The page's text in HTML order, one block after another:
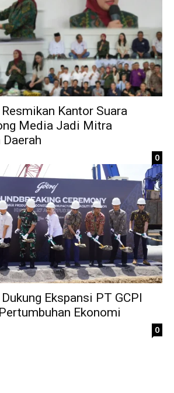
Kantor Suara
Media Jadi Mitra
Daerah
0
Ekspansi PT GCPI
Ekonomi
0